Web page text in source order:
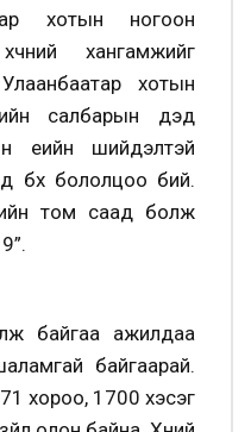
хотын ногоон
хангамжийг
хотын
салбарын дэд
үеийн шийдэлтэй
бүх бололцоо бий.
том саад болж
байгаа ажилдаа
байгаарай.
хороо, 1700 хэсэг